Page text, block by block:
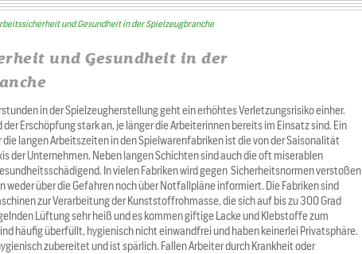
und Gesundheit in der Spielzeugbranche
und Gesundheit in der
in der Spielzeugherstellung geht ein erhöhtes Verletzungsrisiko einher.
Erschöpfung stark an, je länger die Arbeiterinnen bereits im Einsatz sind. Ein
langen Arbeitszeiten in den Spielwarenfabriken ist die von der Saisonalität
der Unternehmen. Neben langen Schichten sind auch die oft miserablen
In vielen Fabriken wird gegen Sicherheitsnormen verstoßen
weder über die Gefahren noch über Notfallpläne informiert. Die Fabriken sind
zur Verarbeitung der Kunststoffrohmasse, die sich auf bis zu 300 Grad
Lüftung sehr heiß und es kommen giftige Lacke und Klebstoffe zum
häufig überfüllt, hygienisch nicht einwandfrei und haben keinerlei Privatsphäre.
zubereitet und ist spärlich. Fallen Arbeiter durch Krankheit oder